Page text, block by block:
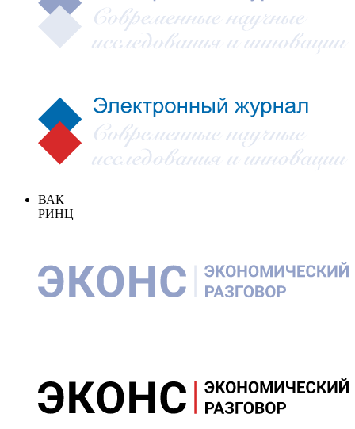
ВАК
РИНЦ